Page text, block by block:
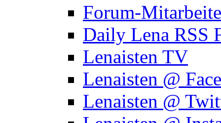
Forum-
Daily Lena RSS
Lenaisten TV
Lenaisten @
Lenaisten @